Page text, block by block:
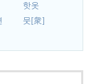
핫옷
뭇[衆]